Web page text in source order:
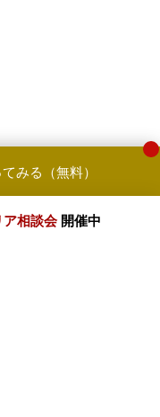
みる（無料）
ア相談会 開催中